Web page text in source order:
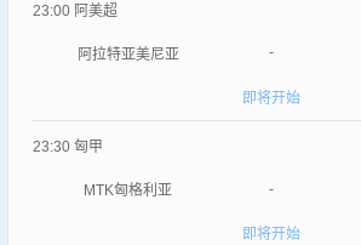
23:00 阿美超
阿拉特亚美尼亚 -
即将开始
23:30 匈甲
MTK匈格利亚 -
即将开始